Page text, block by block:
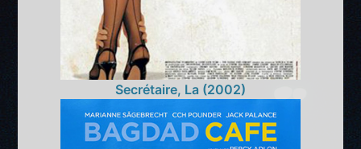
Secrétaire, La (2002)